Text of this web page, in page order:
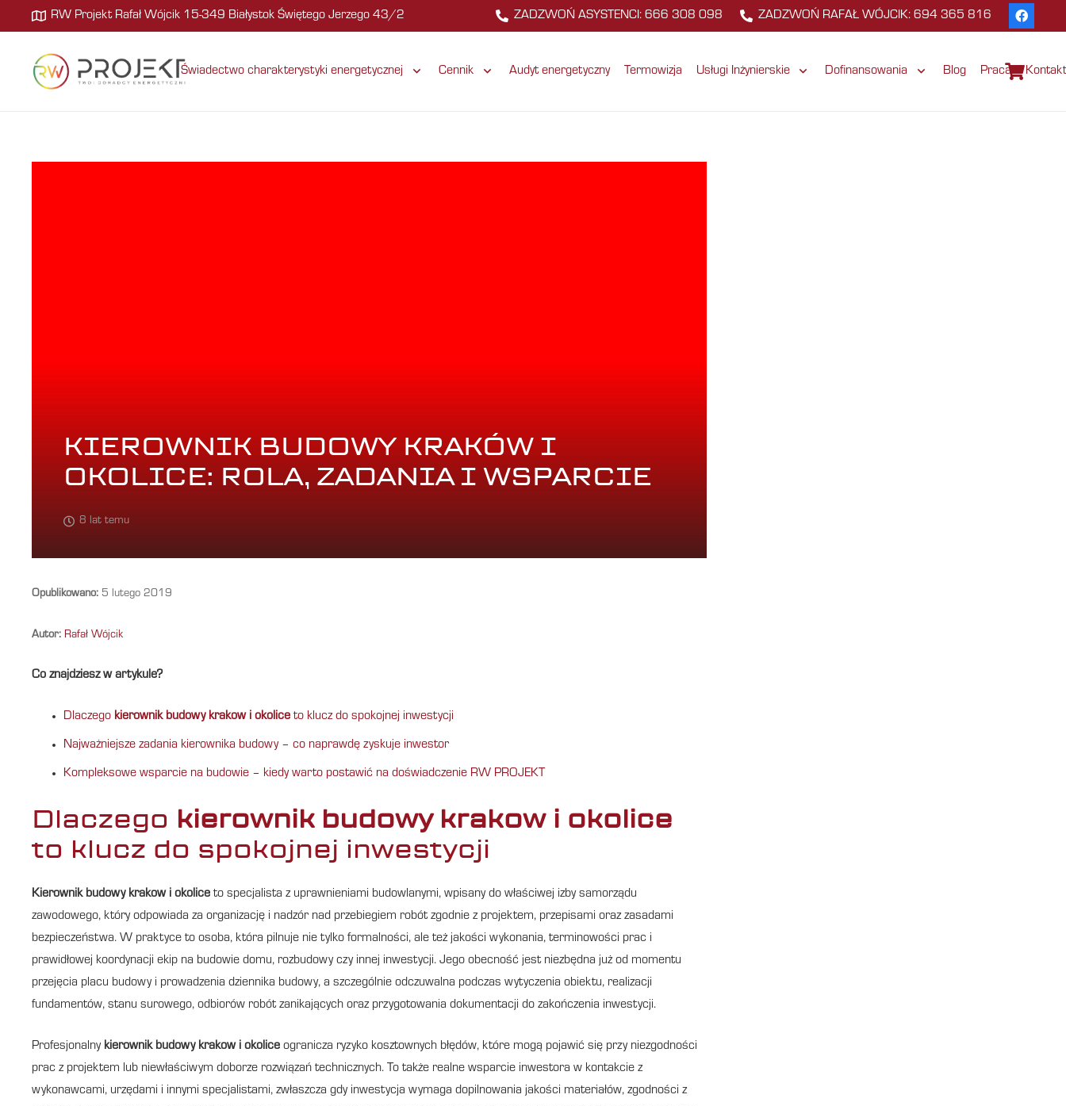
RW Projekt Rafał Wójcik 15-349 Białystok Świętego Jerzego 43/2 ZADZWOŃ ASYSTENCI: 666 308 098 ZADZWOŃ RAFAŁ WÓJCIK: 694 365 816
Świadectwo charakterystyki energetycznej Cennik Audyt energetyczny Termowizja Usługi Inżynierskie Dofinansowania Blog Praca Kontakt
KIEROWNIK BUDOWY KRAKÓW I
OKOLICE: ROLA, ZADANIA I WSPARCIE
8 lat temu
Opublikowano: 5 lutego 2019
Autor: Rafał Wójcik
Co znajdziesz w artykule?
Dlaczego kierownik budowy krakow i okolice to klucz do spokojnej inwestycji
Najważniejsze zadania kierownika budowy – co naprawdę zyskuje inwestor
Kompleksowe wsparcie na budowie – kiedy warto postawić na doświadczenie RW PROJEKT
Dlaczego kierownik budowy krakow i okolice
to klucz do spokojnej inwestycji
Kierownik budowy krakow i okolice to specjalista z uprawnieniami budowlanymi, wpisany do właściwej izby samorządu
zawodowego, który odpowiada za organizację i nadzór nad przebiegiem robót zgodnie z projektem, przepisami oraz zasadami
bezpieczeństwa. W praktyce to osoba, która pilnuje nie tylko formalności, ale też jakości wykonania, terminowości prac i
prawidłowej koordynacji ekip na budowie domu, rozbudowy czy innej inwestycji. Jego obecność jest niezbędna już od momentu
przejęcia placu budowy i prowadzenia dziennika budowy, a szczególnie odczuwalna podczas wytyczenia obiektu, realizacji
fundamentów, stanu surowego, odbiorów robót zanikających oraz przygotowania dokumentacji do zakończenia inwestycji.
Profesjonalny kierownik budowy krakow i okolice ogranicza ryzyko kosztownych błędów, które mogą pojawić się przy niezgodności
prac z projektem lub niewłaściwym doborze rozwiązań technicznych. To także realne wsparcie inwestora w kontakcie z
wykonawcami, urzędami i innymi specjalistami, zwłaszcza gdy inwestycja wymaga dopilnowania jakości materiałów, zgodności z